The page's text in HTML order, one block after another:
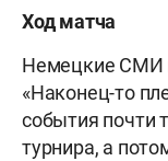
Ход матча
Немецкие СМИ
«Наконец-то
события почти
турнира, а